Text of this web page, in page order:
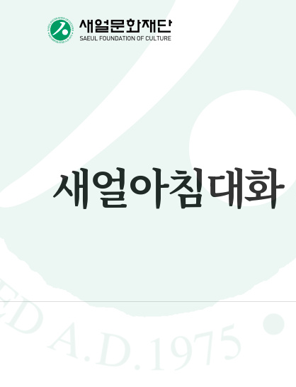
새얼아침대화